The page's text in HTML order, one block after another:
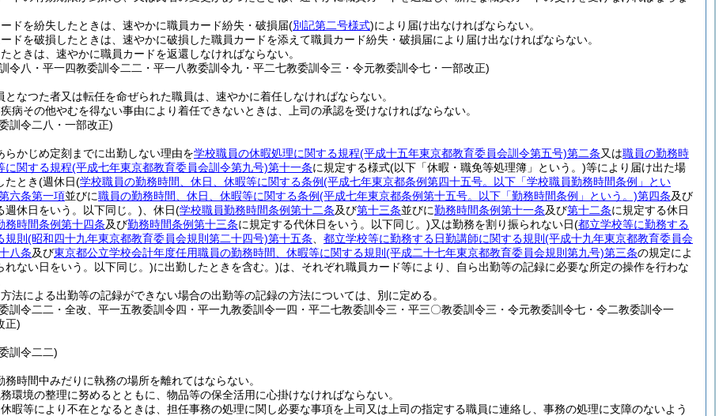
ドを紛失したときは、速やかに職員カード紛失・破損届(別記第二号様式)により届け出なければならない。
ドを破損したときは、速やかに破損した職員カードを添えて職員カード紛失・破損届により届け出なければならない。
ときは、速やかに職員カードを返還しなければならない。
令八・平一四教委訓令二二・平一八教委訓令九・平二七教委訓令三・令元教委訓令七・一部改正)
となつた者又は転任を命ぜられた職員は、速やかに着任しなければならない。
病その他やむを得ない事由により着任できないときは、上司の承認を受けなければならない。
訓令二八・一部改正)
らかじめ定刻までに出勤しない理由を学校職員の休暇処理に関する規程(平成十五年東京都教育委員会訓令第五号)第二条又は職員の勤務時
に関する規程(平成七年東京都教育委員会訓令第九号)第十一条に規定する様式(以下「休暇・職免等処理簿」という。)等により届け出た場
たとき(週休日(学校職員の勤務時間、休日、休暇等に関する条例(平成七年東京都条例第四十五号。以下「学校職員勤務時間条例」とい
六条第一項並びに職員の勤務時間、休日、休暇等に関する条例(平成七年東京都条例第十五号。以下「勤務時間条例」という。)第四条及び
週休日をいう。以下同じ。) 、休日(学校職員勤務時間条例第十二条及び第十三条並びに勤務時間条例第十一条及び第十二条に規定する休日
務時間条例第十四条及び勤務時間条例第十三条に規定する代休日をいう。以下同じ。)又は勤務を割り振られない日(都立学校等に勤務する
規則 (昭和四十九年東京都教育委員会規則第二十四号)第十五条 都立学校等に勤務する日勤講師に関する規則 (平成十九年東京都教育委員会
八条及び東京都公立学校会計年度任用職員の勤務時間、休暇等に関する規則 (平成二十七年東京都教育委員会規則第九号)第三条の規定によ
れない日をいう。以下同じ。)に出勤したときを含む。)は、それぞれ職員カード等により、自ら出勤等の記録に必要な所定の操作を行わな
法による出勤等の記録ができない場合の出勤等の記録の方法については、別に定める。
訓令二二・全改、平一五教委訓令四・平一九教委訓令一四・平二七教委訓令三・平三〇教委訓令三・令元教委訓令七・令二教委訓令一
正)
訓令二二)
務時間中みだりに執務の場所を離れてはならない。
環境の整理に努めるとともに、物品等の保全活用に心掛けなければならない。
暇等により不在となるときは、担任事務の処理に関し必要な事項を上司又は上司の指定する職員に連絡し、事務の処理に支障のないよう